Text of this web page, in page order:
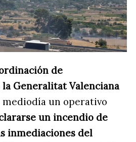
de
Generalitat Valenciana
mediodía un operativo
un incendio de
inmediaciones del